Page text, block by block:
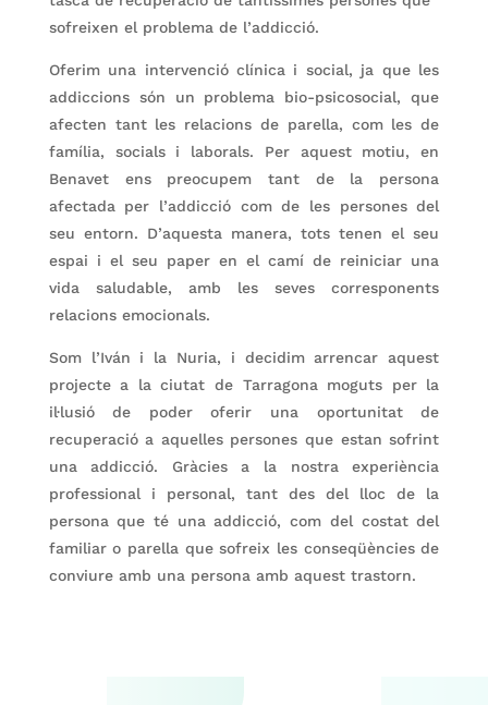
sofreixen el problema de l’addicció.
Oferim una intervenció clínica i social, ja que les
addiccions són un problema bio-psicosocial, que
afecten tant les relacions de parella, com les de
família, socials i laborals. Per aquest motiu, en
Benavet ens preocupem tant de la persona
afectada per l’addicció com de les persones del
seu entorn. D’aquesta manera, tots tenen el seu
espai i el seu paper en el camí de reiniciar una
vida saludable, amb les seves corresponents
relacions emocionals.
Som l’Iván i la Nuria, i decidim arrencar aquest
projecte a la ciutat de Tarragona moguts per la
il·lusió de poder oferir una oportunitat de
recuperació a aquelles persones que estan sofrint
una addicció. Gràcies a la nostra experiència
professional i personal, tant des del lloc de la
persona que té una addicció, com del costat del
familiar o parella que sofreix les conseqüències de
conviure amb una persona amb aquest trastorn.